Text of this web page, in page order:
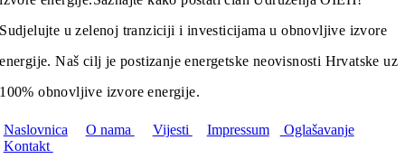
Sudjelujte u zelenoj tranziciji i investicijama u obnovljive izvore
energije. Naš cilj je postizanje energetske neovisnosti Hrvatske uz
100% obnovljive izvore energije.
Naslovnica O nama Vijesti Impressum
Oglašavanje
Kontakt